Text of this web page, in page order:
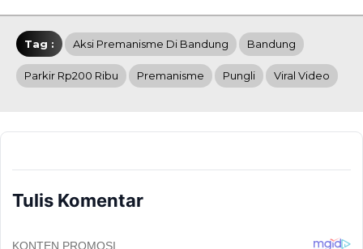
Tag : Aksi Premanisme Di Bandung Bandung
Parkir Rp200 Ribu Premanisme Pungli Viral Video
Tulis Komentar